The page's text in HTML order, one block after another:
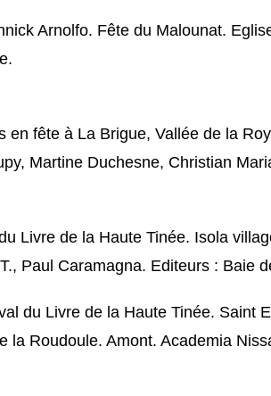
Arnolfo. Fête du Malounat.
en fête à La Brigue, Vallée de la
Martine Duchesne, Christian
Livre de la Haute Tinée. Isola
Paul Caramagna. Editeurs : Baie
du Livre de la Haute Tinée. Saint
la Roudoule. Amont. Academia